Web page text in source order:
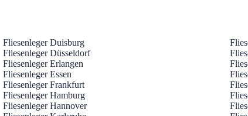
Fliesenleger Duisburg
Fliesenleger Düsseldorf
Fliesenleger Erlangen
Fliesenleger Essen
Fliesenleger Frankfurt
Fliesenleger Hamburg
Fliesenleger Hannover